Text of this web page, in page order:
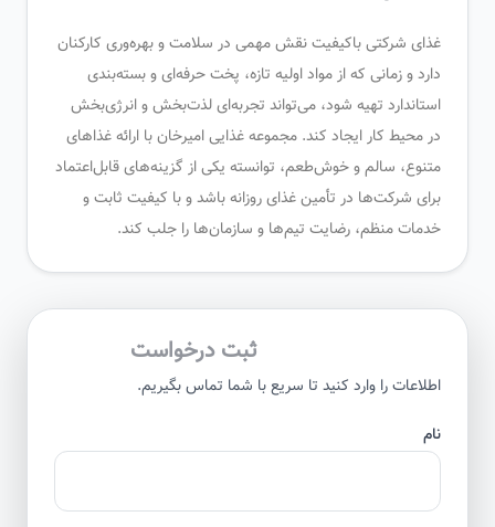
غذای شرکتی باکیفیت نقش مهمی در سلامت و بهره‌وری کارکنان
دارد و زمانی که از مواد اولیه تازه، پخت حرفه‌ای و بسته‌بندی
استاندارد تهیه شود، می‌تواند تجربه‌ای لذت‌بخش و انرژی‌بخش
در محیط کار ایجاد کند. مجموعه غذایی امیرخان با ارائه غذاهای
متنوع، سالم و خوش‌طعم، توانسته یکی از گزینه‌های قابل‌اعتماد
برای شرکت‌ها در تأمین غذای روزانه باشد و با کیفیت ثابت و
خدمات منظم، رضایت تیم‌ها و سازمان‌ها را جلب کند.
ثبت درخواست
اطلاعات را وارد کنید تا سریع با شما تماس بگیریم.